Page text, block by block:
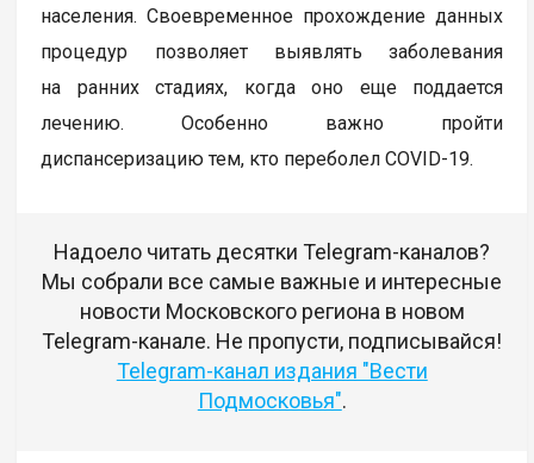
населения. Своевременное прохождение данных
процедур позволяет выявлять заболевания
на ранних стадиях, когда оно еще поддается
лечению. Особенно важно пройти
диспансеризацию тем, кто переболел COVID-19.
Надоело читать десятки Telegram-каналов?
Мы собрали все самые важные и интересные
новости Московского региона в новом
Telegram-канале. Не пропусти, подписывайся!
Telegram-канал издания "Вести
Подмосковья".